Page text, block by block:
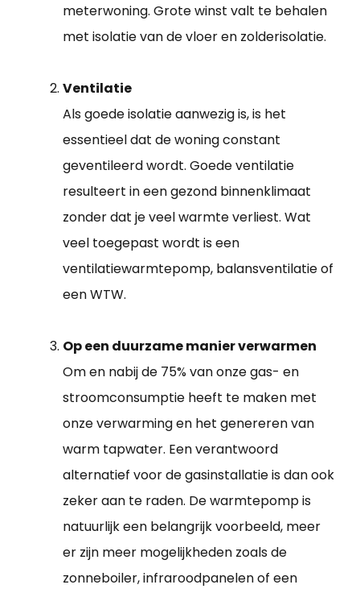
meterwoning. Grote winst valt te behalen
met isolatie van de vloer en zolderisolatie.
Ventilatie
Als goede isolatie aanwezig is, is het
essentieel dat de woning constant
geventileerd wordt. Goede ventilatie
resulteert in een gezond binnenklimaat
zonder dat je veel warmte verliest. Wat
veel toegepast wordt is een
ventilatiewarmtepomp, balansventilatie of
een WTW.
Op een duurzame manier verwarmen
Om en nabij de 75% van onze gas- en
stroomconsumptie heeft te maken met
onze verwarming en het genereren van
warm tapwater. Een verantwoord
alternatief voor de gasinstallatie is dan ook
zeker aan te raden. De warmtepomp is
natuurlijk een belangrijk voorbeeld, meer
er zijn meer mogelijkheden zoals de
zonneboiler, infraroodpanelen of een